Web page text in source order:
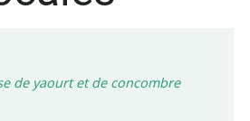
de yaourt et de concombre